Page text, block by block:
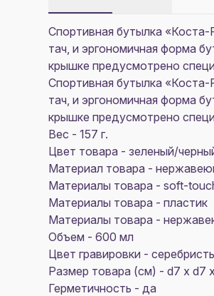
Спортивная бутылка
тач, и эргономичная форма
крышке предусмотрено
Спортивная бутылка
тач, и эргономичная форма
крышке предусмотрено
Вес - 157 г.
Цвет товара - зеленый/
Материал товара -
Материалы товара - soft-
Материалы товара - пластик
Материалы товара -
Объем - 600 мл
Цвет гравировки -
Размер товара (см) - d7 х d7
Герметичность - да